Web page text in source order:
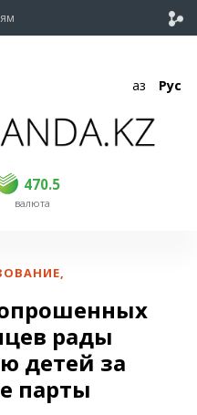
Қаз Рус
470.5470.5
валюта
,
рады
детей за
парты